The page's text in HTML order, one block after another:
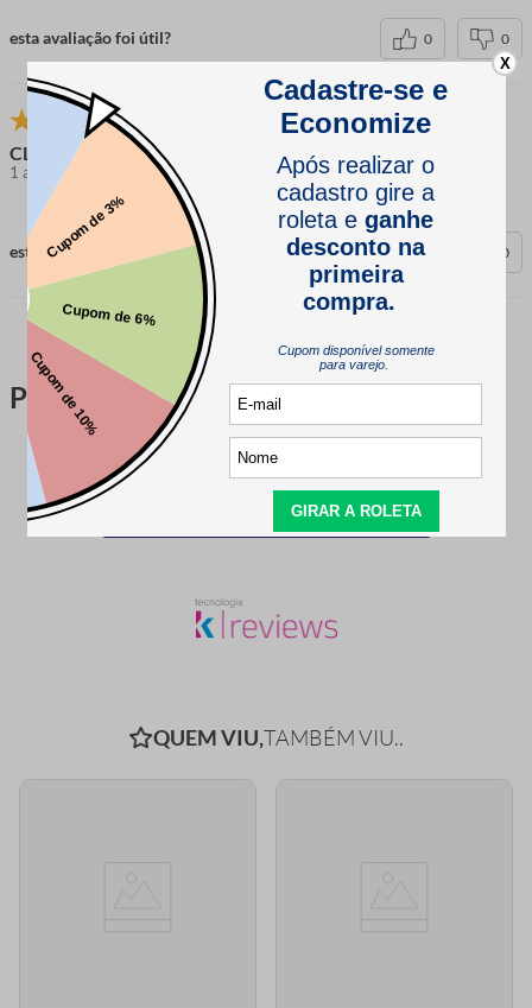
esta avaliação foi útil? 0 0
CLEOVANE INES
1 ano atrás comprador verificado
esta avaliação foi útil? 0 0
Perguntas & respostas
Este produto ainda não tem perguntas
SEJA O PRIMEIRO A PERGUNTAR
QUEM VIU,TAMBÉM VIU..
X